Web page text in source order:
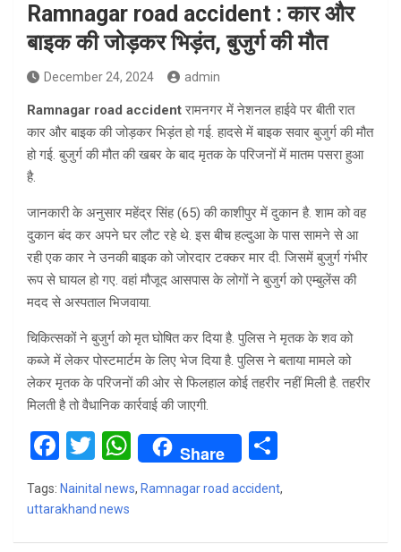
Ramnagar road accident : कार और
बाइक की जोड़कर भिड़ंत, बुजुर्ग की मौत
December 24, 2024 admin
Ramnagar road accidentरामनगर में नेशनल हाईवे पर बीती रात
कार और बाइक की जोड़कर भिड़ंत हो गई. हादसे में बाइक सवार बुजुर्ग की मौत
हो गई. बुजुर्ग की मौत की खबर के बाद मृतक के परिजनों में मातम पसरा हुआ
है.
जानकारी के अनुसार महेंद्र सिंह (65) की काशीपुर में दुकान है. शाम को वह
दुकान बंद कर अपने घर लौट रहे थे. इस बीच हल्दुआ के पास सामने से आ
रही एक कार ने उनकी बाइक को जोरदार टक्कर मार दी. जिसमें बुजुर्ग गंभीर
रूप से घायल हो गए. वहां मौजूद आसपास के लोगों ने बुजुर्ग को एम्बुलेंस की
मदद से अस्पताल भिजवाया.
चिकित्सकों ने बुजुर्ग को मृत घोषित कर दिया है. पुलिस ने मृतक के शव को
कब्जे में लेकर पोस्टमार्टम के लिए भेज दिया है. पुलिस ने बताया मामले को
लेकर मृतक के परिजनों की ओर से फिलहाल कोई तहरीर नहीं मिली है. तहरीर
मिलती है तो वैधानिक कार्रवाई की जाएगी.
F
a
ce
T
wi
tt
W
h
at
Share
ar
Tags: Nainital news, Ramnagar road accident,
uttarakhand news